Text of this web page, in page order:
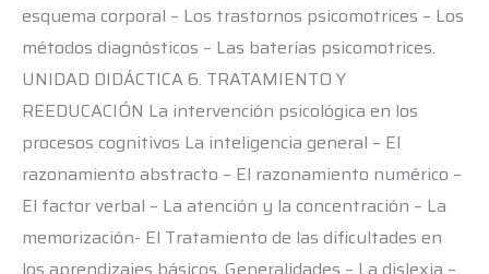
esquema corporal – Los trastornos psicomotrices – Los
métodos diagnósticos – Las baterías psicomotrices.
UNIDAD DIDÁCTICA 6. TRATAMIENTO Y
REEDUCACIÓN La intervención psicológica en los
procesos cognitivos La inteligencia general – El
razonamiento abstracto – El razonamiento numérico –
El factor verbal – La atención y la concentración – La
memorización- El Tratamiento de las dificultades en